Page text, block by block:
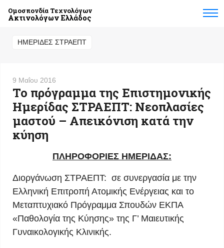
Ομοσπονδία Τεχνολόγων
Ακτινολόγων Ελλάδος
ΗΜΕΡΊΔΕΣ ΣΤΡΑΕΠΤ
9 Μαΐου 2016
Το πρόγραμμα της Επιστημονικής
Ημερίδας ΣΤΡΑΕΠΤ: Νεοπλασίες
μαστού – Απεικόνιση κατά την
κύηση
ΠΛΗΡΟΦΟΡΙΕΣ ΗΜΕΡΙΔΑΣ:
Διοργάνωση ΣΤΡΑΕΠΤ: σε συνεργασία με την
Ελληνική Επιτροπή Ατομικής Ενέργειας και το
Μεταπτυχιακό Πρόγραμμα Σπουδών ΕΚΠΑ
«Παθολογία της Κύησης» της Γ’ Μαιευτικής
Γυναικολογικής Κλινικής.